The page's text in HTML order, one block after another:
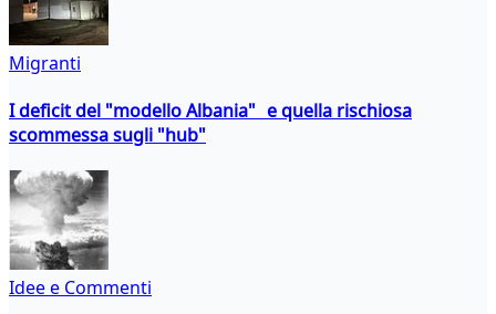
Migranti
I deficit del "modello Albania" e quella rischiosa
scommessa sugli "hub"
Idee e Commenti